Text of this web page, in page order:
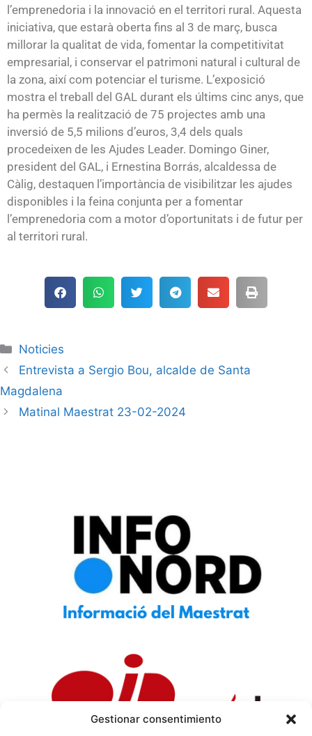
Gestionar consentimiento
l’emprenedoria i la innovació en el territori rural. Aquesta
iniciativa, que estarà oberta fins al 3 de març, busca
millorar la qualitat de vida, fomentar la competitivitat
empresarial, i conservar el patrimoni natural i cultural de
la zona, així com potenciar el turisme. L’exposició
mostra el treball del GAL durant els últims cinc anys, que
ha permès la realització de 75 projectes amb una
inversió de 5,5 milions d’euros, 3,4 dels quals
procedeixen de les Ajudes Leader. Domingo Giner,
president del GAL, i Ernestina Borrás, alcaldessa de
Càlig, destaquen l’importància de visibilitzar les ajudes
disponibles i la feina conjunta per a fomentar
l’emprenedoria com a motor d’oportunitats i de futur per
al territori rural.
Noticies
Entrevista a Sergio Bou, alcalde de Santa
Magdalena
Matinal Maestrat 23-02-2024